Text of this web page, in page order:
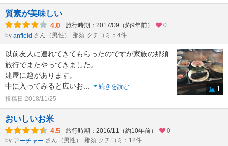
質素が美味しい
4.0 旅行時期：2017/09（約9年前）
0
by anfield さん（男性） 那須 クチコミ：4件
以前友人に連れてきてもらったのですが家族の那須
旅行でまたやってきました。
建屋に趣があります。
中に入ってみると広いお
続きを読む
投稿日:2018/11/25
1
おいしいお米
4.5 旅行時期：2016/11（約10年前）
0
by アーチャー さん（男性） 那須 クチコミ：12件